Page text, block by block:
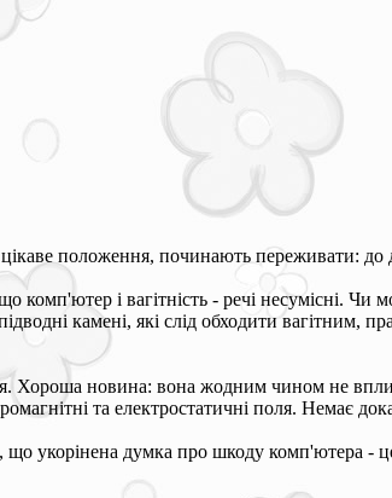
положення, починають переживати: до
і вагітність - речі несумісні. Чи
камені, які слід обходити вагітним,
Хороша новина: вона жодним чином не
та електростатичні поля. Немає
що укорінена думка про шкоду комп'ютера